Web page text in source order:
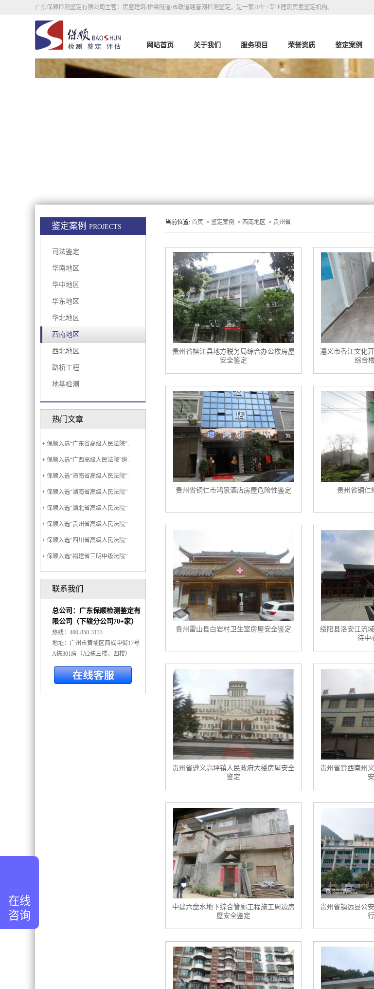
广东保顺检测鉴定有限公司主营：房屋建筑/桥梁隧道/市政道路管网检测鉴定，是一家20年+专业建筑房屋鉴定机构。
网站首页 关于我们 服务项目 荣誉资质 鉴定案例
鉴定案例 PROJECTS
司法鉴定
华南地区
华中地区
华东地区
华北地区
西南地区
西北地区
路桥工程
地基检测
热门文章
+ 保顺入选“广东省高级人民法院”.
+ 保顺入选“广西高级人民法院”房.
+ 保顺入选“海南省高级人民法院”.
+ 保顺入选“湖南省高级人民法院”.
+ 保顺入选“湖北省高级人民法院”.
+ 保顺入选“贵州省高级人民法院”.
+ 保顺入选“四川省高级人民法院”.
+ 保顺入选“福建省三明中级法院”.
联系我们
总公司：广东保顺检测鉴定有
限公司（下辖分公司70+家）
热线：400-850-3133
地址：广州市黄埔区西成中街17号
A栋301房（A2栋三楼、四楼）
当前位置: 首页 > 鉴定案例 > 西南地区 > 贵州省
贵州省榕江县地方税务局综合办公楼房屋
安全鉴定
遵义市香江文化
综合
贵州省铜仁市鸿景酒店房屋危险性鉴定 贵州省铜仁
贵州雷山县白岩村卫生室房屋安全鉴定
绥阳县洛安江流
待中
贵州省遵义高坪镇人民政府大楼房屋安全
鉴定
贵州省黔西南州
中建六盘水地下综合管廊工程施工周边房
屋安全鉴定
贵州省镇远县公
在线
咨询